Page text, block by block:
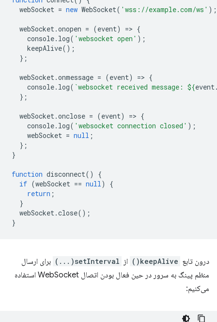
webSocket = new WebSocket( 'wss://example.com/ws' );
webSocket.onopen = (event) => {
console. log( 'websocket open' );
keepAlive();
};
webSocket.onmessage = (event) => {
console. log( `websocket received message: ${event
};
webSocket.onclose = (event) => {
console. log( 'websocket connection closed' );
webSocket = null ;
};
}
function disconnect()
{
if (webSocket == null)
{
return ;
}
webSocket.close();
}
درون تابع keepAlive() از setInterval(...)
برای ارسال
منظم پینگ به سرور در حین فعال بودن اتصال WebSocket استفاده
می‌کنیم: